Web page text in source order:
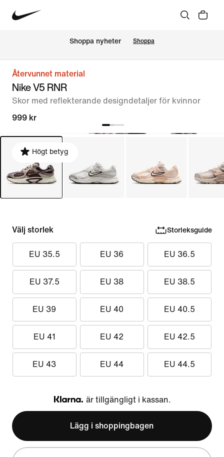
Shoppa nyheter Shoppa
Återvunnet material
Nike V5 RNR
Skor med reflekterande designdetaljer för kvinnor
999 kr
Högt betyg
Välj storlek Storleksguide
EU 35.5 EU 36 EU 36.5
EU 37.5 EU 38 EU 38.5
EU 39 EU 40 EU 40.5
EU 41 EU 42 EU 42.5
EU 43 EU 44 EU 44.5
Klarna
är tillgängligt i kassan.
Lägg i shoppingbagen